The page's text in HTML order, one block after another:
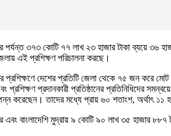
৩৭৩ কোটি ৭৭ লাখ ২৩ হাজার টাকা ব্যয়ে ৩৬
এই প্রশিক্ষণ পরিচালনা করছে।
প্রশিক্ষণে দেশের প্রতিটি জেলা থেকে ৭৫ জন
প্রদানকারী প্রতিষ্ঠানের প্রতিনিধিদের সমন্বয়ে
তাদের মধ্যে প্রায় ৬০ শতাংশ, অর্থাৎ ১১
বাংলাদেশি মুদ্রায় ৯ কোটি ৯০ লাখ ৩৫ হাজার